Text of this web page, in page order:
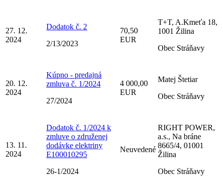
27. 12.
2024
Dodatok č. 2
2/13/2023
70,50
EUR
T+T, A.Kmeťa 18,
1001 Žilina
Obec Stráňavy
20. 12.
2024
Kúpno - predajná
zmluva č. 1/2024
27/2024
4 000,00
EUR
Matej Štetiar
Obec Stráňavy
13. 11.
2024
Dodatok č. 1/2024 k
zmluve o združenej
dodávke elektriny
E100010295
26-1/2024
Neuvedené
RIGHT POWER,
a.s., Na bráne
8665/4, 01001
Žilina
Obec Stráňavy